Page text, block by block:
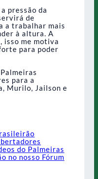
pressão da
de
a trabalhar mais
à altura. A
isso me motiva
para poder
para a
Murilo, Jailson e
do Palmeiras
no nosso Fórum